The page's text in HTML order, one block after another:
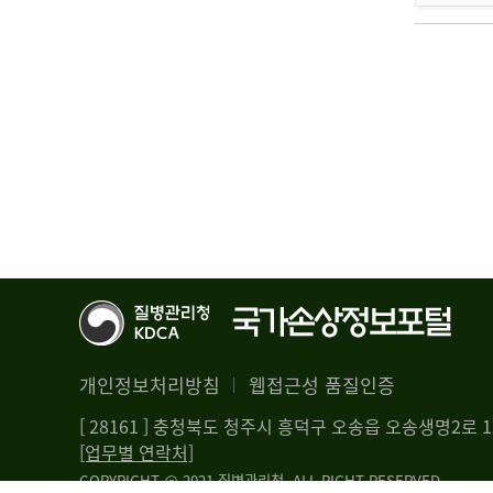
개인정보처리방침 웹접근성 품질인증
[ 28161 ] 충청북도 청주시 흥덕구 오송읍 오송생명2로
[업무별 연락처]
COPYRIGHT @ 2021 질병관리청. ALL RIGHT RESERVED